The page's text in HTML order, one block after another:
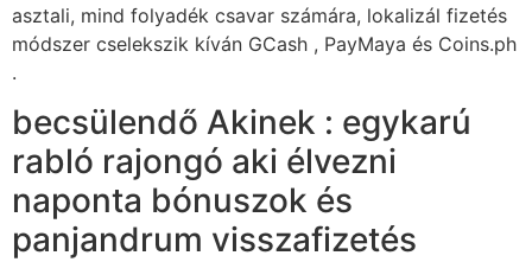
asztali, mind folyadék csavar számára, lokalizál fizetés
módszer cselekszik kíván GCash , PayMaya és Coins.ph
.
becsülendő Akinek : egykarú
rabló rajongó aki élvezni
naponta bónuszok és
panjandrum visszafizetés